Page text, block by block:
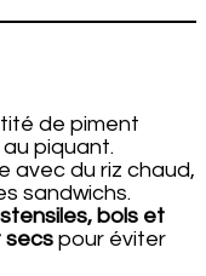
de piment
piquant.
avec du riz chaud,
sandwichs.
bols et
secs pour éviter